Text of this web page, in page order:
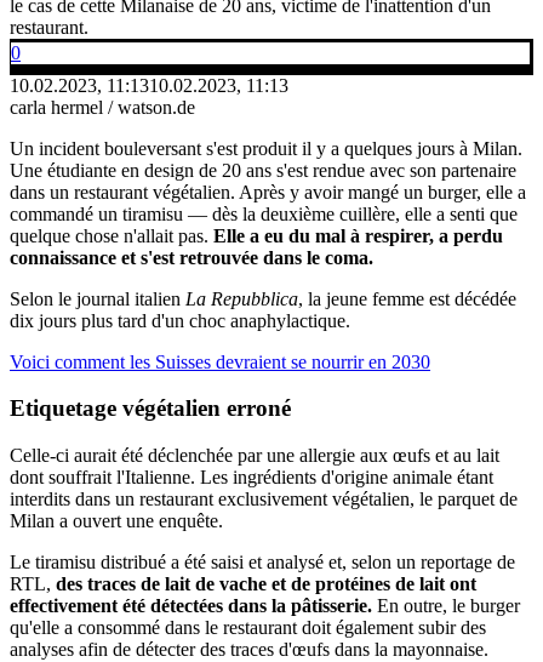
le cas de cette Milanaise de 20 ans, victime de l'inattention d'un
restaurant.
0
10.02.2023, 11:1310.02.2023, 11:13
carla hermel / watson.de
Un incident bouleversant s'est produit il y a quelques jours à Milan.
Une étudiante en design de 20 ans s'est rendue avec son partenaire
dans un restaurant végétalien. Après y avoir mangé un burger, elle a
commandé un tiramisu — dès la deuxième cuillère, elle a senti que
quelque chose n'allait pas. Elle a eu du mal à respirer, a perdu
connaissance et s'est retrouvée dans le coma.
Selon le journal italien La Repubblica, la jeune femme est décédée
dix jours plus tard d'un choc anaphylactique.
Voici comment les Suisses devraient se nourrir en 2030
Etiquetage végétalien erroné
Celle-ci aurait été déclenchée par une allergie aux œufs et au lait
dont souffrait l'Italienne. Les ingrédients d'origine animale étant
interdits dans un restaurant exclusivement végétalien, le parquet de
Milan a ouvert une enquête.
Le tiramisu distribué a été saisi et analysé et, selon un reportage de
RTL, des traces de lait de vache et de protéines de lait ont
effectivement été détectées dans la pâtisserie. En outre, le burger
qu'elle a consommé dans le restaurant doit également subir des
analyses afin de détecter des traces d'œufs dans la mayonnaise.